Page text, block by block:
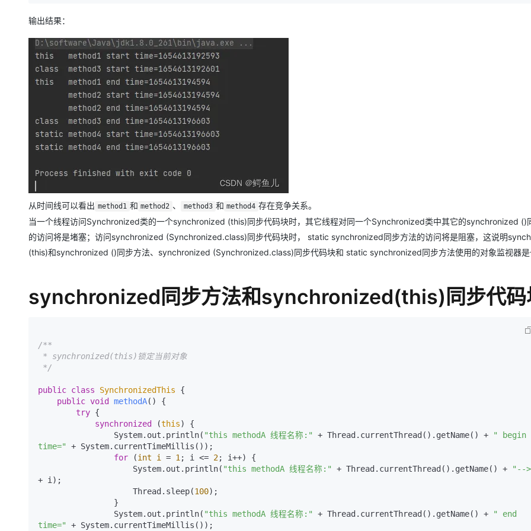
输出结果：
从时间线可以看出 method1 和 method2 、 method3 和 method4 存在竞争关系。
当一个线程访问Synchronized类的一个synchronized (this)同步代码块时，其它线程对同一个Synchronized类中其它的synchronized ()
的访问将是堵塞；访问synchronized (Synchronized.class)同步代码块时， static synchronized同步方法的访问将是阻塞，这说明
(this)和synchronized ()同步方法、synchronized (Synchronized.class)同步代码块和 static synchronized同步方法使用的对象监视器是
synchronized同步方法和synchronized(this)同步代码
/**
*/
public class SynchronizedThis {
public void methodA()
{
try {
synchronized
(this) {
                System.out.println(
"this methodA 线程名称:" + Thread.currentThread().getName() +
" begin
time="
+ System.currentTimeMillis());
for (int i = 1 ; i <= 2; i++) {
                    System.out.println(
"this methodA 线程名称:" + Thread.currentThread().getName() +
"--
+ i);
                    Thread.sleep(
100);
                System.out.println(
"this methodA 线程名称:" + Thread.currentThread().getName() +
" end
time="
+ System.currentTimeMillis());